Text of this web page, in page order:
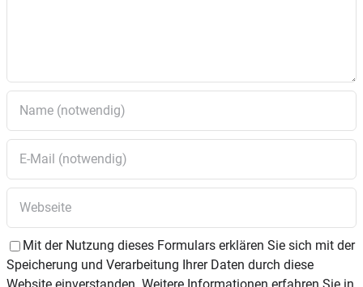
Mit der Nutzung dieses Formulars erklären Sie sich mit der
Speicherung und Verarbeitung Ihrer Daten durch diese